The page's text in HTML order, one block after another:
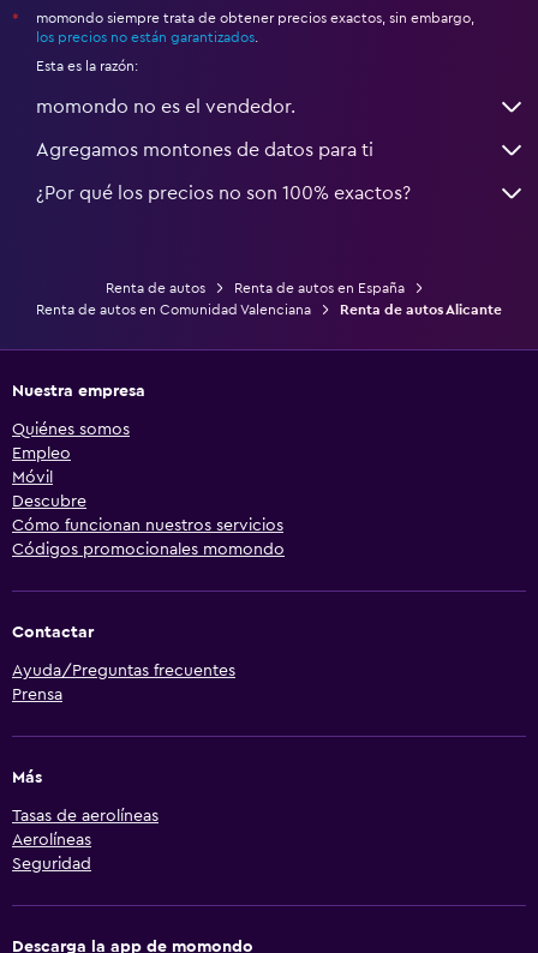
*
momondo siempre trata de obtener precios exactos, sin embargo,
los precios no están garantizados
Esta es la razón:
momondo no es el vendedor.
Agregamos montones de datos para ti
¿Por qué los precios no son 100% exactos?
Renta de autos
Renta de autos en España
Renta de autos en Comunidad Valenciana
Renta de autos Alicante
Nuestra empresa
Quiénes somos
Empleo
Móvil
Descubre
Cómo funcionan nuestros servicios
Códigos promocionales momondo
Contactar
Ayuda/Preguntas frecuentes
Prensa
Más
Tasas de aerolíneas
Aerolíneas
Seguridad
Descarga la app de momondo